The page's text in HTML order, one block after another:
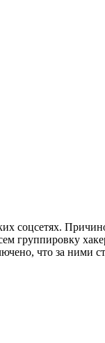
соцсетях.
группировку
что за ними